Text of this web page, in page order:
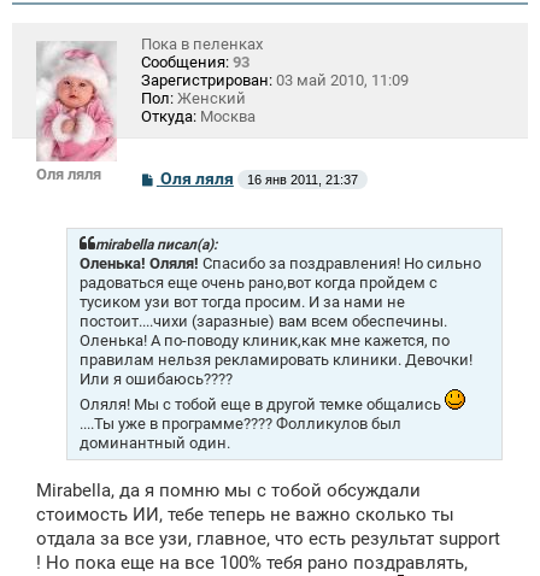
Оля ляля
Пока в пеленках
Сообщения: 93
Зарегистрирован: 03 май 2010, 11:09
Пол: Женский
Откуда: Москва
С
о
б
щ
е
н
и
е
Оля ляля 16 янв 2011, 21:37
mirabella писал(а):
Оленька! Оляля! Спасибо за поздравления! Но сильно
радоваться еще очень рано,вот когда пройдем с
тусиком узи вот тогда просим. И за нами не
постоит....чихи (заразные) вам всем обеспечины.
Оленька! А по-поводу клиник,как мне кажется, по
правилам нельзя рекламировать клиники. Девочки!
Или я ошибаюсь????
Оляля! Мы с тобой еще в другой темке общались
....Ты уже в программе???? Фолликулов был
доминантный один.
Mirabella, да я помню мы с тобой обсуждали
стоимость ИИ, тебе теперь не важно сколько ты
отдала за все узи, главное, что есть результат support
! Но пока еще на все 100% тебя рано поздравлять,